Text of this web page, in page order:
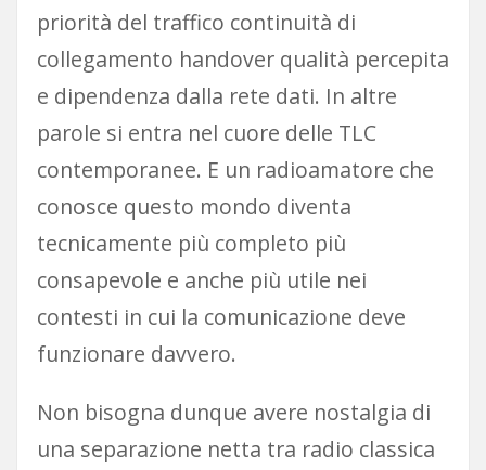
priorità del traffico continuità di
collegamento handover qualità percepita
e dipendenza dalla rete dati. In altre
parole si entra nel cuore delle TLC
contemporanee. E un radioamatore che
conosce questo mondo diventa
tecnicamente più completo più
consapevole e anche più utile nei
contesti in cui la comunicazione deve
funzionare davvero.
Non bisogna dunque avere nostalgia di
una separazione netta tra radio classica